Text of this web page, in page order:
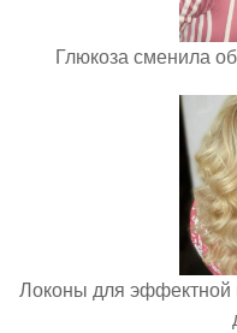
Глюкоза сменила
Локоны для эффектной